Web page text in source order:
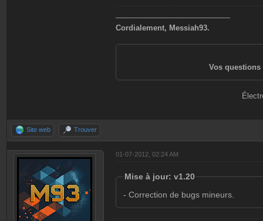
———————————————
Cordialement, Messiah93.
Vos questions
Site web Trouver
01-07-2012, 02:24 AM
Mise à jour: v1.20
- Correction de bugs mineurs.